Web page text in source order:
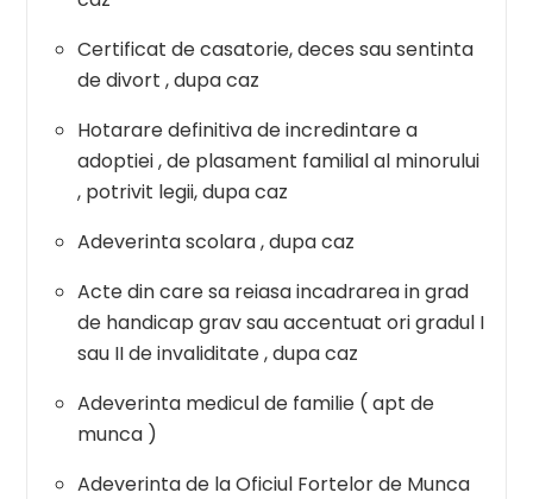
Certificat de casatorie, deces sau sentinta
de divort , dupa caz
Hotarare definitiva de incredintare a
adoptiei , de plasament familial al minorului
, potrivit legii, dupa caz
Adeverinta scolara , dupa caz
Acte din care sa reiasa incadrarea in grad
de handicap grav sau accentuat ori gradul I
sau II de invaliditate , dupa caz
Adeverinta medicul de familie ( apt de
munca )
Adeverinta de la Oficiul Fortelor de Munca